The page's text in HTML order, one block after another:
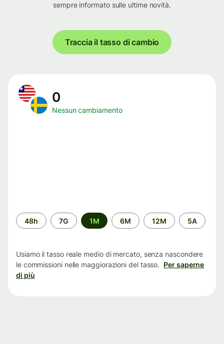
sempre informato sulle ultime novità.
Traccia il tasso di cambio
0
Nessun cambiamento
Periodo
di
48h 7G 1M 6M 12M 5A
Usiamo il tasso reale medio di mercato, senza nascondere
le commissioni nelle maggiorazioni del tasso. Per saperne
di più